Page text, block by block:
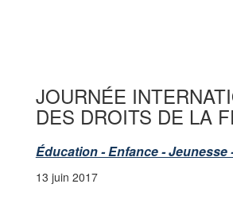
JOURNÉE
DES DROITS DE LA
Éducation - Enfance - Jeunesse
13 juin 2017